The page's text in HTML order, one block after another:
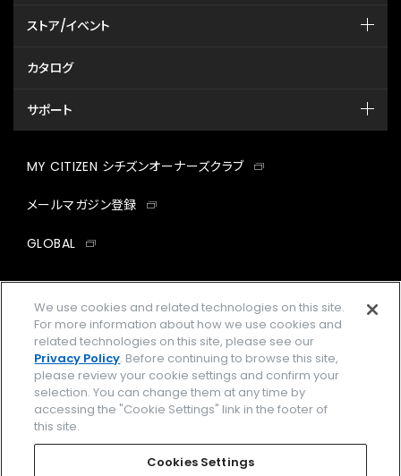
ストア/イベント
カタログ
サポート
MY CITIZEN シチズンオーナーズクラブ
メールマガジン登録
GLOBAL
企業情報 ご利用規約
プライバシーポリシー Cookies Settings
Amazon PayはAmazon.com, Inc.またはその関連会社の商標です。
We use cookies and related technologies on this site.
For more information about how we use cookies and
related technologies on this site, please see our
Privacy Policy. Before continuing to browse this site,
please review your cookie settings and confirm your
selection. You can change them at any time by
accessing the "Cookie Settings" link in the footer of
this site.
Cookies Settings